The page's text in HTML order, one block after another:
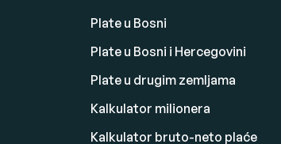
Plate u Bosni
Plate u Bosni i Hercegovini
Plate u drugim zemljama
Kalkulator milionera
Kalkulator bruto-neto plaće